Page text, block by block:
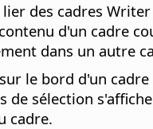
lier des cadres
d'un cadre
dans un autre
le bord d'un cadre
de sélection
cadre.